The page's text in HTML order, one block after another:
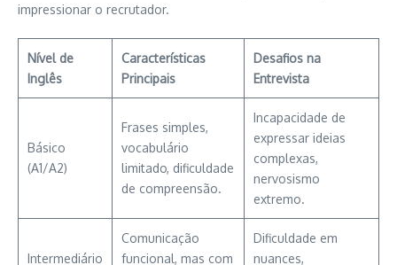
impressionar o recrutador.
Nível de
Inglês
Características
Principais
Desafios na
Entrevista
Básico
(A1/A2)
Frases simples,
vocabulário
limitado, dificuldade
de compreensão.
Incapacidade de
expressar ideias
complexas,
nervosismo
extremo.
Intermediário
Comunicação
funcional, mas com
Dificuldade em
nuances,